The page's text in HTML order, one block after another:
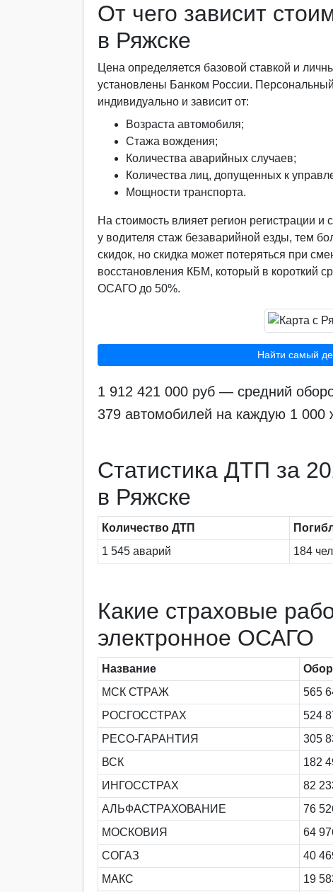
От чего зависит
в Ряжске
Цена определяется базовой ставкой и
установлены Банком России.
индивидуально и зависит от:
Возраста автомобиля;
Стажа вождения;
Количества аварийных случаев;
Количества лиц, допущенных к
Мощности транспорта.
На стоимость влияет регион регистрации
у водителя стаж безаварийной езды, тем
скидок, но скидка может потеряться при
восстановления КБМ, который в короткий
ОСАГО до 50%.
Найти самый
1 912 421 000 руб — средний
379 автомобилей на каждую 1 000
Статистика ДТП за
в Ряжске
Количество ДТП
1 545 аварий
184
Какие страховые
электронное ОСАГО
Название
МСК СТРАЖ
565
РОСГОССТРАХ
524
РЕСО-ГАРАНТИЯ
305
ВСК
182
ИНГОССТРАХ
82
АЛЬФАСТРАХОВАНИЕ
76
МОСКОВИЯ
64
СОГАЗ
40
МАКС
19